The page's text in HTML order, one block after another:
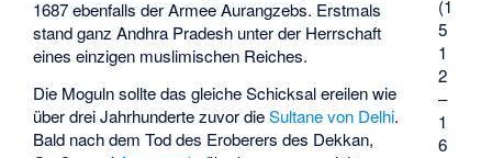
(1
5
1
2
–
1
6
1687 ebenfalls der Armee Aurangzebs. Erstmals
stand ganz Andhra Pradesh unter der Herrschaft
eines einzigen muslimischen Reiches.
Die Moguln sollte das gleiche Schicksal ereilen wie
über drei Jahrhunderte zuvor dieSultane von Delhi.
Bald nach dem Tod des Eroberers des Dekkan,